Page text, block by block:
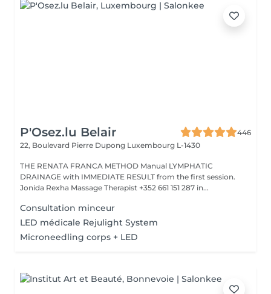
P'Osez.lu Belair
446
22, Boulevard Pierre Dupong Luxembourg L-1430
THE RENATA FRANCA METHOD Manual LYMPHATIC
DRAINAGE with IMMEDIATE RESULT from the first session.
Jonida Rexha Massage Therapist +352 661 151 287 in...
Consultation minceur
LED médicale Rejulight System
Microneedling corps + LED